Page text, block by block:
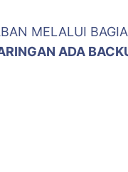
MELALUI
ADA